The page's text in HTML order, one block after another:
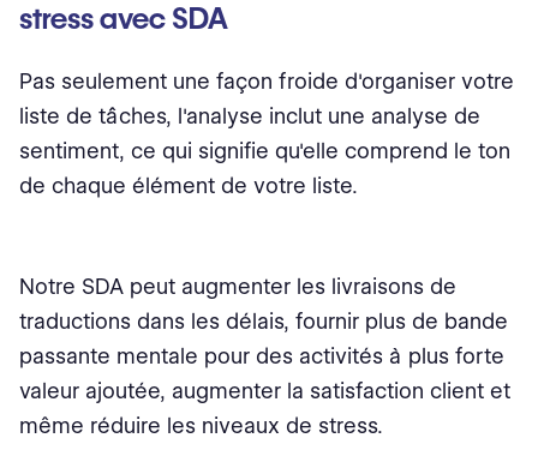
stress avec SDA
Pas seulement une façon froide d'organiser votre
liste de tâches, l'analyse inclut une analyse de
sentiment, ce qui signifie qu'elle comprend le ton
de chaque élément de votre liste.
Notre SDA peut augmenter les livraisons de
traductions dans les délais, fournir plus de bande
passante mentale pour des activités à plus forte
valeur ajoutée, augmenter la satisfaction client et
même réduire les niveaux de stress.